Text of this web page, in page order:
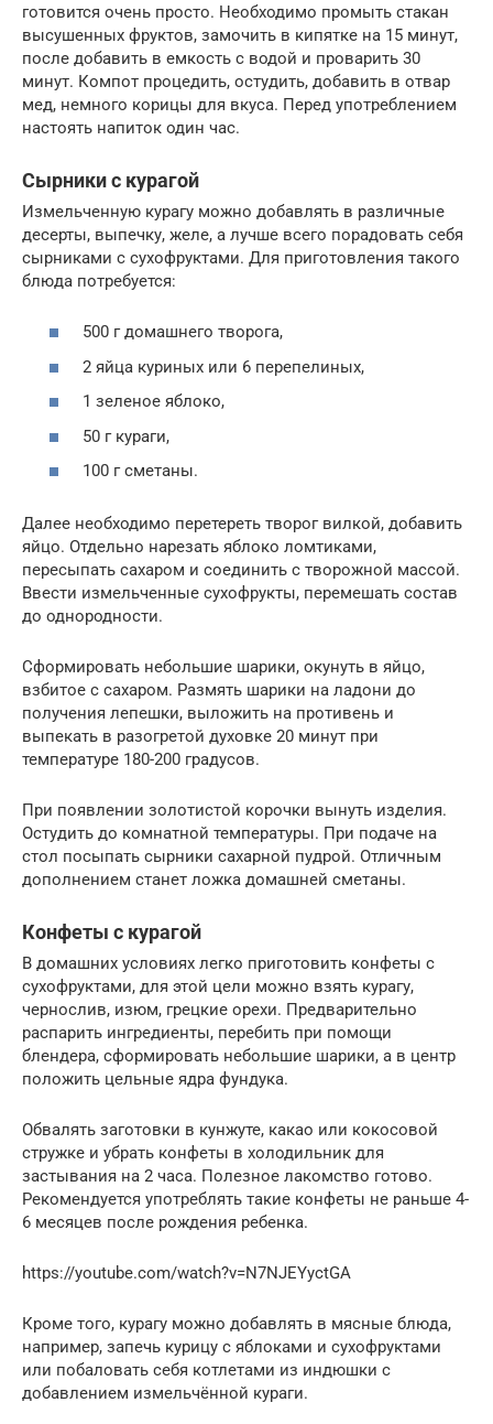
готовится очень просто. Необходимо промыть стакан
высушенных фруктов, замочить в кипятке на 15 минут,
после добавить в емкость с водой и проварить 30
минут. Компот процедить, остудить, добавить в отвар
мед, немного корицы для вкуса. Перед употреблением
настоять напиток один час.
Сырники с курагой
Измельченную курагу можно добавлять в различные
десерты, выпечку, желе, а лучше всего порадовать себя
сырниками с сухофруктами. Для приготовления такого
блюда потребуется:
500 г домашнего творога,
2 яйца куриных или 6 перепелиных,
1 зеленое яблоко,
50 г кураги,
100 г сметаны.
Далее необходимо перетереть творог вилкой, добавить
яйцо. Отдельно нарезать яблоко ломтиками,
пересыпать сахаром и соединить с творожной массой.
Ввести измельченные сухофрукты, перемешать состав
до однородности.
Сформировать небольшие шарики, окунуть в яйцо,
взбитое с сахаром. Размять шарики на ладони до
получения лепешки, выложить на противень и
выпекать в разогретой духовке 20 минут при
температуре 180-200 градусов.
При появлении золотистой корочки вынуть изделия.
Остудить до комнатной температуры. При подаче на
стол посыпать сырники сахарной пудрой. Отличным
дополнением станет ложка домашней сметаны.
Конфеты с курагой
В домашних условиях легко приготовить конфеты с
сухофруктами, для этой цели можно взять курагу,
чернослив, изюм, грецкие орехи. Предварительно
распарить ингредиенты, перебить при помощи
блендера, сформировать небольшие шарики, а в центр
положить цельные ядра фундука.
Обвалять заготовки в кунжуте, какао или кокосовой
стружке и убрать конфеты в холодильник для
застывания на 2 часа. Полезное лакомство готово.
Рекомендуется употреблять такие конфеты не раньше 4-
6 месяцев после рождения ребенка.
https://youtube.com/watch?v=N7NJEYyctGA
Кроме того, курагу можно добавлять в мясные блюда,
например, запечь курицу с яблоками и сухофруктами
или побаловать себя котлетами из индюшки с
добавлением измельчённой кураги.